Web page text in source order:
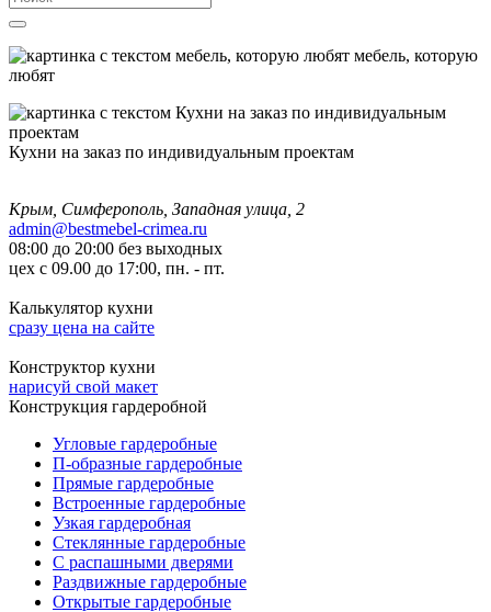
мебель, которую
любят
Кухни на заказ по индивидуальным проектам
Крым, Симферополь, Западная улица, 2
admin@bestmebel-crimea.ru
08:00 до 20:00 без выходных
цех с 09.00 до 17:00, пн. - пт.
Калькулятор кухни
сразу цена на сайте
Конструктор кухни
нарисуй свой макет
Конструкция гардеробной
Угловые гардеробные
П-образные гардеробные
Прямые гардеробные
Встроенные гардеробные
Узкая гардеробная
Стеклянные гардеробные
С распашными дверями
Раздвижные гардеробные
Открытые гардеробные